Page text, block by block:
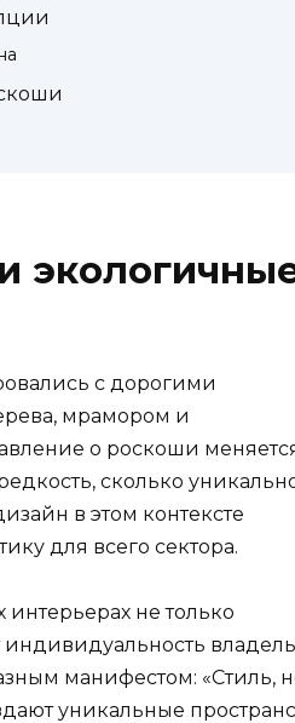
с дорогими
мрамором и
о роскоши
сколько
в этом контексте
для всего сектора.
не только
индивидуальность
манифестом: «Стиль,
уникальные